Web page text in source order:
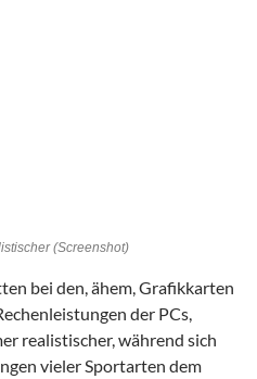
(Screenshot)
bei den, ähem, Grafikkarten
der PCs,
realistischer, während sich
vieler Sportarten dem